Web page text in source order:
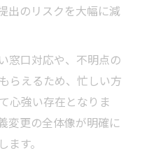
出のリスクを大幅に減
窓口対応や、不明点の
らえるため、忙しい方
心強い存在となりま
変更の全体像が明確に
す。